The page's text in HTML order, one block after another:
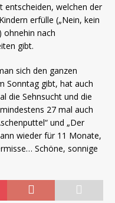
entscheiden, welchen der
erfülle („Nein, kein
ohnehin nach
gibt.
sich den ganzen
Sonntag gibt, hat auch
die Sehnsucht und die
27 mal auch
und „Der
wieder für 11 Monate,
Schöne, sonnige